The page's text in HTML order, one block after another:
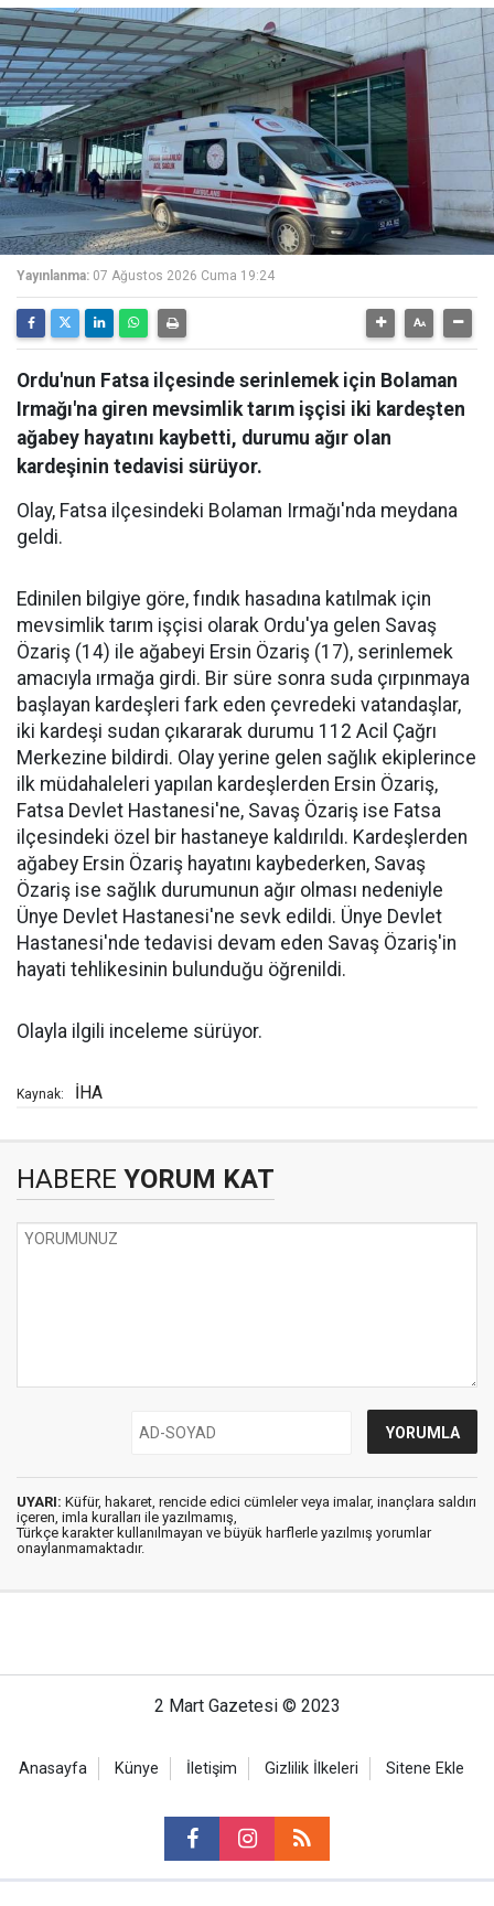
Yayınlanma: 07 Ağustos 2026 Cuma 19:24
Ordu'nun Fatsa ilçesinde serinlemek için Bolaman
Irmağı'na giren mevsimlik tarım işçisi iki kardeşten
ağabey hayatını kaybetti, durumu ağır olan
kardeşinin tedavisi sürüyor.
Olay, Fatsa ilçesindeki Bolaman Irmağı'nda meydana
geldi.
Edinilen bilgiye göre, fındık hasadına katılmak için
mevsimlik tarım işçisi olarak Ordu'ya gelen Savaş
Özariş (14) ile ağabeyi Ersin Özariş (17), serinlemek
amacıyla ırmağa girdi. Bir süre sonra suda çırpınmaya
başlayan kardeşleri fark eden çevredeki vatandaşlar,
iki kardeşi sudan çıkararak durumu 112 Acil Çağrı
Merkezine bildirdi. Olay yerine gelen sağlık ekiplerince
ilk müdahaleleri yapılan kardeşlerden Ersin Özariş,
Fatsa Devlet Hastanesi'ne, Savaş Özariş ise Fatsa
ilçesindeki özel bir hastaneye kaldırıldı. Kardeşlerden
ağabey Ersin Özariş hayatını kaybederken, Savaş
Özariş ise sağlık durumunun ağır olması nedeniyle
Ünye Devlet Hastanesi'ne sevk edildi. Ünye Devlet
Hastanesi'nde tedavisi devam eden Savaş Özariş'in
hayati tehlikesinin bulunduğu öğrenildi.
Olayla ilgili inceleme sürüyor.
Kaynak: İHA
HABERE YORUM KAT
UYARI: Küfür, hakaret, rencide edici cümleler veya imalar, inançlara saldırı
içeren, imla kuralları ile yazılmamış,
Türkçe karakter kullanılmayan ve büyük harflerle yazılmış yorumlar
onaylanmamaktadır.
2 Mart Gazetesi © 2023
Anasayfa Künye İletişim Gizlilik İlkeleri Sitene Ekle